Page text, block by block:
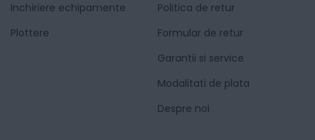
Inchiriere echipamente
Plottere
Politica de retur
Formular de retur
Garantii si service
Modalitati de plata
Despre noi